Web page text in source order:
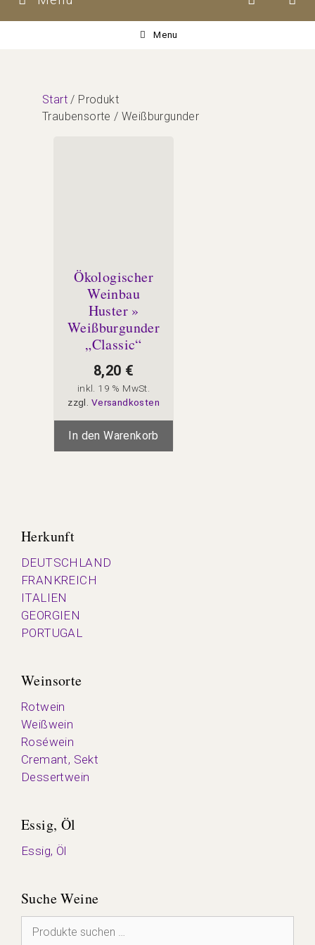
Menu
Start / Produkt
Traubensorte / Weißburgunder
Ökologischer
Weinbau
Huster »
Weißburgunder
„Classic“
8,20 €
inkl. 19 % MwSt.
zzgl. Versandkosten
In den Warenkorb
Herkunft
DEUTSCHLAND
FRANKREICH
ITALIEN
GEORGIEN
PORTUGAL
Weinsorte
Rotwein
Weißwein
Roséwein
Cremant, Sekt
Dessertwein
Essig, Öl
Essig, Öl
Suche Weine
Suchen